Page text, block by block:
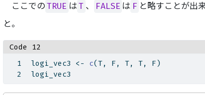
ここでの TRUE はT 、 FALSE は F と略すことが出
と。
Code 12
logi_vec3 <- c(T, F, T, T, F)
logi_vec3